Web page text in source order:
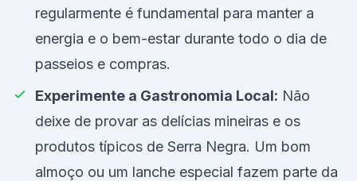
regularmente é fundamental para manter a
energia e o bem-estar durante todo o dia de
passeios e compras.
Experimente a Gastronomia Local: Não
deixe de provar as delícias mineiras e os
produtos típicos de Serra Negra. Um bom
almoço ou um lanche especial fazem parte da